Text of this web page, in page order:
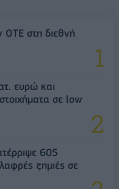
ΟΤΕ στη διεθνή
ευρώ και
σε low
605
ζημιές σε